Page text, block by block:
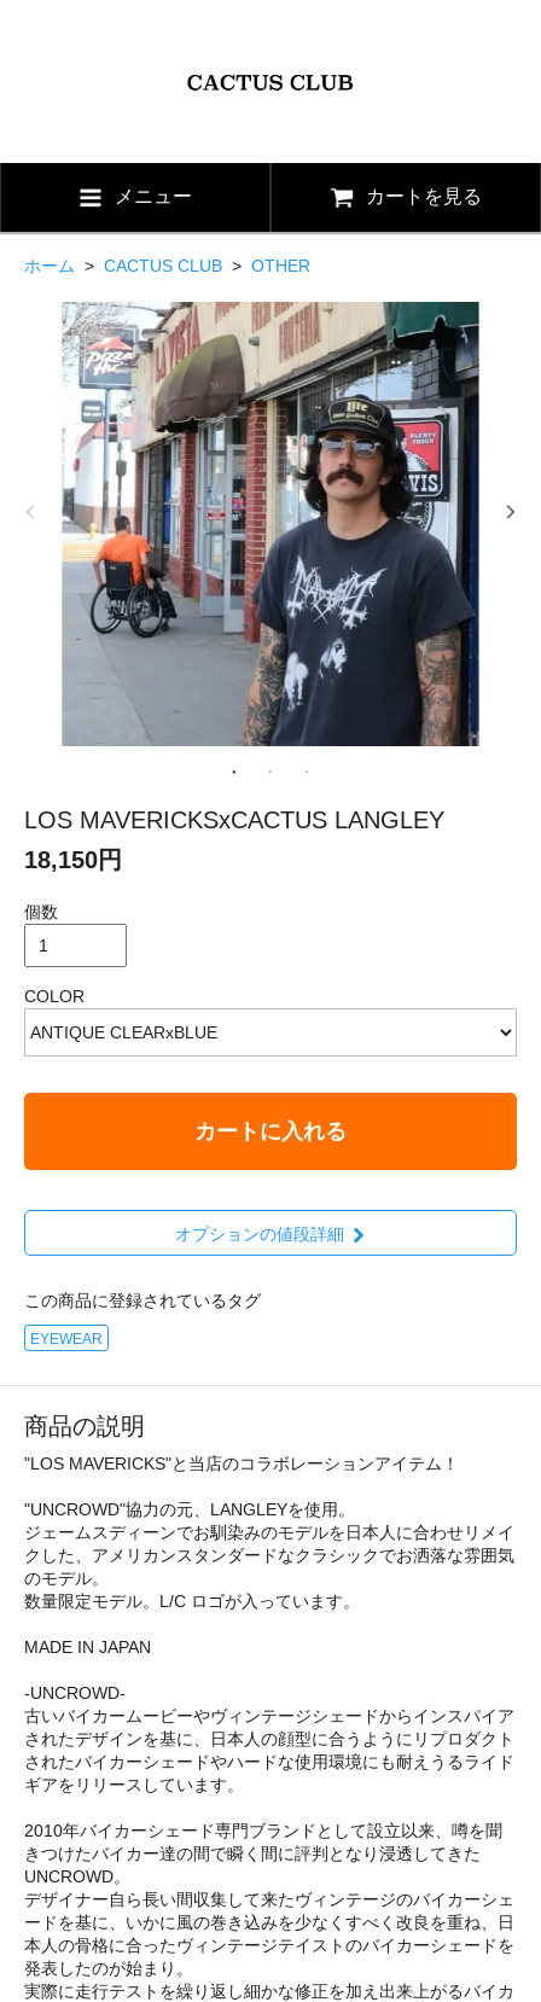
メニュー カートを見る
ホーム > CACTUS CLUB > OTHER
LOS MAVERICKSxCACTUS LANGLEY
18,150円
個数
COLOR
カートに入れる
オプションの値段詳細
この商品に登録されているタグ
EYEWEAR
商品の説明
"LOS MAVERICKS"と当店のコラボレーションアイテム！
"UNCROWD"協力の元、LANGLEYを使用。
ジェームスディーンでお馴染みのモデルを日本人に合わせリメイ
クした、アメリカンスタンダードなクラシックでお洒落な雰囲気
のモデル。
数量限定モデル。L/C ロゴが入っています。
MADE IN JAPAN
-UNCROWD-
古いバイカームービーやヴィンテージシェードからインスパイア
されたデザインを基に、日本人の顔型に合うようにリプロダクト
されたバイカーシェードやハードな使用環境にも耐えうるライド
ギアをリリースしています。
2010年バイカーシェード専門ブランドとして設立以来、噂を聞
きつけたバイカー達の間で瞬く間に評判となり浸透してきた
UNCROWD。
デザイナー自ら長い間収集して来たヴィンテージのバイカーシェ
ードを基に、いかに風の巻き込みを少なくすべく改良を重ね、日
本人の骨格に合ったヴィンテージテイストのバイカーシェードを
発表したのが始まり。
実際に走行テストを繰り返し細かな修正を加え出来上がるバイカ